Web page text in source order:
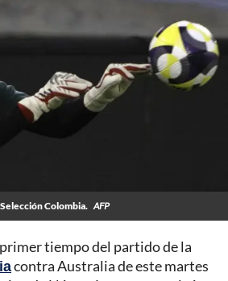
Colombia. AFP
tiempo del partido de la
contra Australia de este martes